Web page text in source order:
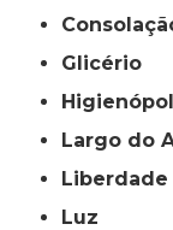
Glicério
Largo do
Liberdade
Luz